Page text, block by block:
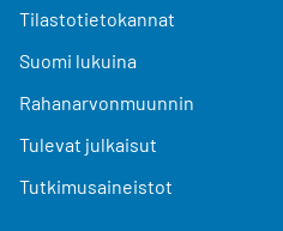
Tilastotietokannat
Suomi lukuina
Rahanarvonmuunnin
Tulevat julkaisut
Tutkimusaineistot